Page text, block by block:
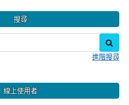
搜尋
進階搜尋
線上使用者